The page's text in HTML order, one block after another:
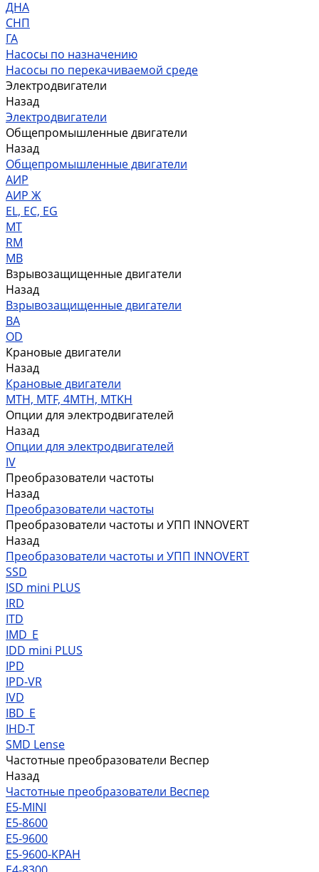
ДНА
СНП
ГА
Насосы по назначению
Насосы по перекачиваемой среде
Электродвигатели
Назад
Электродвигатели
Общепромышленные двигатели
Назад
Общепромышленные двигатели
АИР
АИР Ж
EL, EC, EG
MT
RM
MB
Взрывозащищенные двигатели
Назад
Взрывозащищенные двигатели
ВА
OD
Крановые двигатели
Назад
Крановые двигатели
MTH, MTF, 4MTH, MTKH
Опции для электродвигателей
Назад
Опции для электродвигателей
IV
Преобразователи частоты
Назад
Преобразователи частоты
Преобразователи частоты и УПП INNOVERT
Назад
Преобразователи частоты и УПП INNOVERT
SSD
ISD mini PLUS
IRD
ITD
IMD_E
IDD mini PLUS
IPD
IРD-VR
IVD
IBD_E
IHD-T
SMD Lense
Частотные преобразователи Веспер
Назад
Частотные преобразователи Веспер
Е5-MINI
Е5-8600
Е5-9600
Е5-9600-КРАН